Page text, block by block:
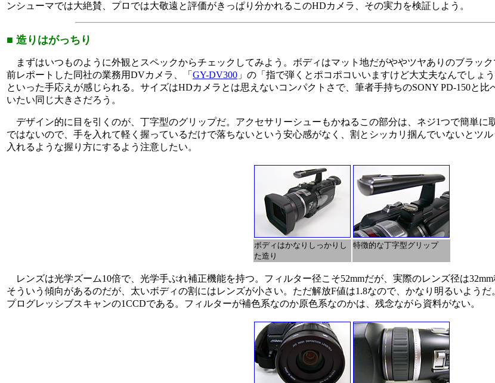
ンシューマでは大絶賛、プロでは大敬遠と評価がきっぱり分かれるこのHDカメラ、その実力を検証しよう。
■ 造りはがっちり
まずはいつものように外観とスペックからチェックしてみよう。ボディはマット地だがややツヤありのブラッ
前レポートした同社の業務用DVカメラ、「 GY-DV300 」の「指で弾くとポコポコいいますけど大丈夫なんでしょ
といった手応えが感じられる。サイズはHDカメラとは思えないコンパクトさで、筆者手持ちのSONY PD-150と比
いたい同じ大きさだろう。
デザイン的に目を引くのが、丁字型のグリップだ。アクセサリーシューもかねるこの部分は、ネジ1つで簡単に
ではないので、手を入れて軽く握っているだけで落ちないという安心感がなく、割とシッカリ掴んでいないとツ
入れるような握り方にするよう注意したい。
ボディはかなりしっかりし
た造り
特徴的な丁字型グリップ
レンズは光学ズーム10倍で、光学手ぶれ補正機能を持つ。フィルター径こそ52mmだが、実際のレンズ径は
そういう傾向があるのだが、太いボディの割にはレンズが小さい。ただ解放F値は1.8なので、かなり明るいようだ
プログレッシブスキャンの1CCDである。フィルターが補色系なのか原色系なのかは、残念ながら資料がない。